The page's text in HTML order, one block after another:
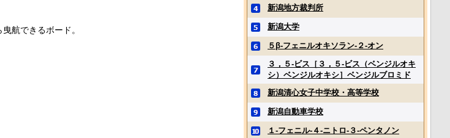
航できるボード。
新潟地方裁判所
新潟大学
５β‐フェニルオキソラン‐２‐オン
３，５‐ビス［３，５‐ビス（ベンジルオキ
シ）ベンジルオキシ］ベンジルブロミド
新潟清心女子中学校・高等学校
新潟自動車学校
１‐フェニル‐４‐ニトロ‐３‐ペンタノン